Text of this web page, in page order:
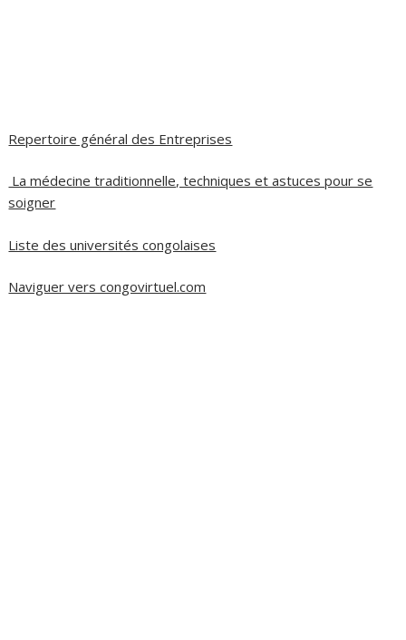
Repertoire général des Entreprises
La médecine traditionnelle, techniques et astuces pour se
soigner
Liste des universités congolaises
Naviguer vers congovirtuel.com